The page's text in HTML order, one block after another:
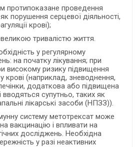
проведення
як порушення серцевої діяльності,
крові);
тривалістю життя.
у регулярному
на початку лікування; при
високому ризику підвищення
крові (наприклад, зневоднення,
додаткова або підвищена
вводяться супутньо, таких як
лікарські засоби (НПЗЗ)).
систему метотрексат може
вакцинацію і впливати на
досліджень. Необхідна
у разі неактивних